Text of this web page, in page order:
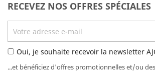
RECEVEZ NOS OFFRES SPÉCIALES
Oui, je souhaite recevoir la newsletter
...et bénéficiez d'offres promotionnelles et/ou